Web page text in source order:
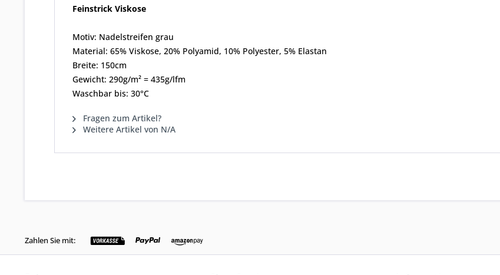
Feinstrick Viskose
Motiv: Nadelstreifen grau
Material: 65% Viskose, 20% Polyamid, 10% Polyester, 5% Elastan
Breite: 150cm
Gewicht: 290g/m² = 435g/lfm
Waschbar bis: 30°C
Fragen zum Artikel?
Weitere Artikel von N/A
Zahlen Sie mit: